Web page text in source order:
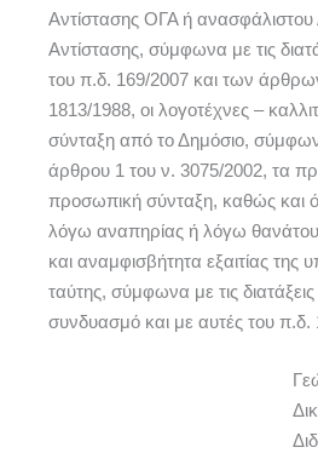
Αντίστασης ΟΓΑ ή ανασφάλιστου
Αντίστασης, σύμφωνα με τις
του π.δ. 169/2007 και των
1813/1988, οι λογοτέχνες –
σύνταξη από το Δημόσιο,
άρθρου 1 του ν. 3075/2002, τα
προσωπική σύνταξη, καθώς και
λόγω αναπηρίας ή λόγω
και αναμφισβήτητα εξαιτίας της
ταύτης, σύμφωνα με τις
συνδυασμό και με αυτές του π.δ.